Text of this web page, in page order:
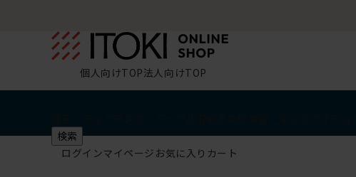
個人向けTOP法人向けTOP
検索
ログインマイページ お気に入り カート